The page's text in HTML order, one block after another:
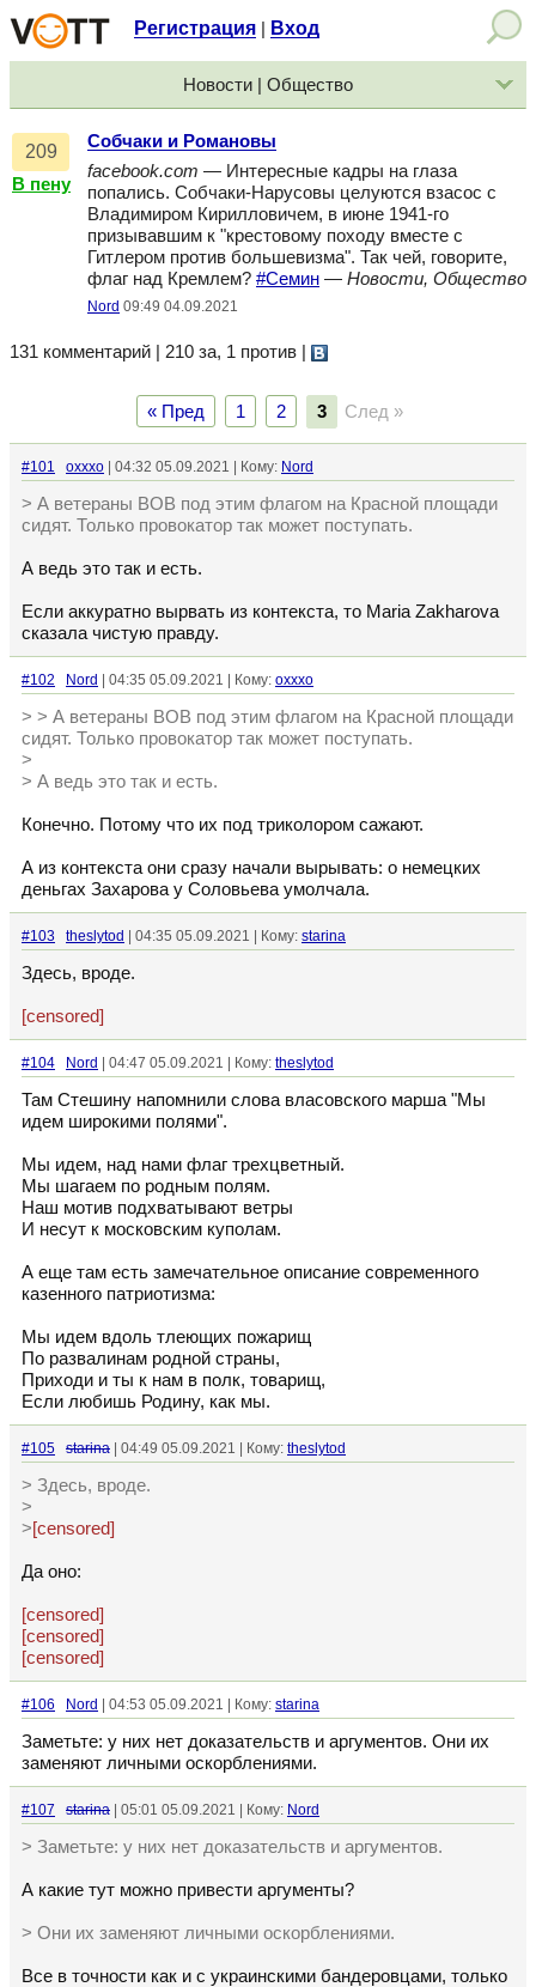
Регистрация Вход
Новости | Общество
209
В пену
Собчаки и Романовы
facebook.com — Интересные кадры на глаза
попались. Собчаки-Нарусовы целуются взасос с
Владимиром Кирилловичем, в июне 1941-го
призывавшим к "крестовому походу вместе с
Гитлером против большевизма". Так чей, говорите,
флаг над Кремлем? #Семин — Новости, Общество
Nord 09:49 04.09.2021
131 комментарий | 210 за, 1 против
« Пред 1 2 3 След »
#101 oxxxo | 04:32 05.09.2021 | Кому: Nord
> А ветераны ВОВ под этим флагом на Красной площади
сидят. Только провокатор так может поступать.
А ведь это так и есть.
Если аккуратно вырвать из контекста, то Maria Zakharova
сказала чистую правду.
#102 Nord | 04:35 05.09.2021 | Кому: oxxxo
> > А ветераны ВОВ под этим флагом на Красной площади
сидят. Только провокатор так может поступать.
>
> А ведь это так и есть.
Конечно. Потому что их под триколором сажают.
А из контекста они сразу начали вырывать: о немецких
деньгах Захарова у Соловьева умолчала.
#103 theslytod | 04:35 05.09.2021 | Кому: starina
Здесь, вроде.
[censored]
#104 Nord | 04:47 05.09.2021 | Кому: theslytod
Там Стешину напомнили слова власовского марша "Мы
идем широкими полями".
Мы идем, над нами флаг трехцветный.
Мы шагаем по родным полям.
Наш мотив подхватывают ветры
И несут к московским куполам.
А еще там есть замечательное описание современного
казенного патриотизма:
Мы идем вдоль тлеющих пожарищ
По развалинам родной страны,
Приходи и ты к нам в полк, товарищ,
Если любишь Родину, как мы.
#105 starina | 04:49 05.09.2021 | Кому: theslytod
> Здесь, вроде.
>
>[censored]
Да оно:
[censored]
[censored]
[censored]
#106 Nord | 04:53 05.09.2021 | Кому: starina
Заметьте: у них нет доказательств и аргументов. Они их
заменяют личными оскорблениями.
#107 starina | 05:01 05.09.2021 | Кому: Nord
> Заметьте: у них нет доказательств и аргументов.
А какие тут можно привести аргументы?
> Они их заменяют личными оскорблениями.
Все в точности как и с украинскими бандеровцами, только